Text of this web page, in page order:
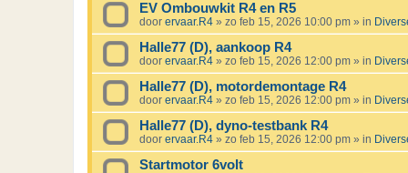
EV Ombouwkit R4 en R5
door ervaar.R4 » zo feb 15, 2026 10:00 pm » in
Halle77 (D), aankoop R4
door ervaar.R4 » zo feb 15, 2026 12:00 pm » in
Halle77 (D), motordemontage R4
door ervaar.R4 » zo feb 15, 2026 12:00 pm » in
Halle77 (D), dyno-testbank R4
door ervaar.R4 » zo feb 15, 2026 12:00 pm » in
Startmotor 6volt